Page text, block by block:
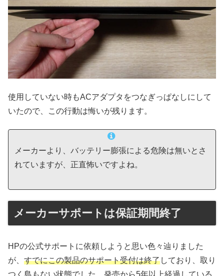
使用していない時もACアダプタをつなぎっぱなしにして
いたので、この行動は悔いが残ります。
メーカーより、バッテリー膨張による危険は無いとさ
れていますが、正直怖いですよね。
メーカーサポートは保証期間終了
HPの公式サポートに依頼しようと思い色々辿りました
が、 すでにこの製品のサポート受付は終了しており、取り
つく島もない状態でした。発売から5年以上経過している